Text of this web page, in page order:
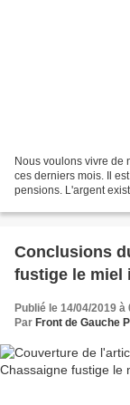
Nous voulons vivre de
ces derniers mois. Il
pensions. L'argent
Conclusions
fustige le miel
Publié le 14/04/2019 à
Par Front de Gauche